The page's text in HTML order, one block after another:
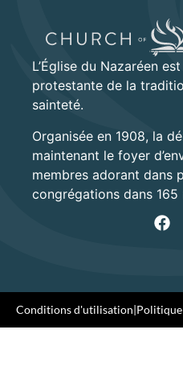
L’Église du Nazaréen
protestante de la
sainteté.
Organisée en 1908, la
maintenant le foyer
membres adorant dans
congrégations dans
Conditions d'utilisation|